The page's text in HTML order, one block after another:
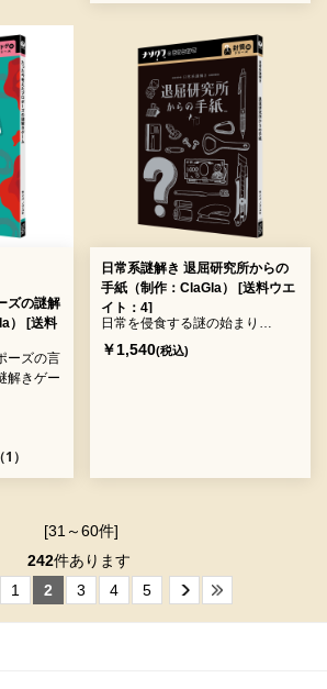
ズの謎解
） [送料
ーズの言
解きゲー
（1）
日常系謎解き 退屈研究所からの
手紙（制作：ClaGla） [送料ウエ
イト：4]
日常を侵食する謎の始まり…
￥1,540(税込)
[31～60件]
242件あります
1
2 3 4 5